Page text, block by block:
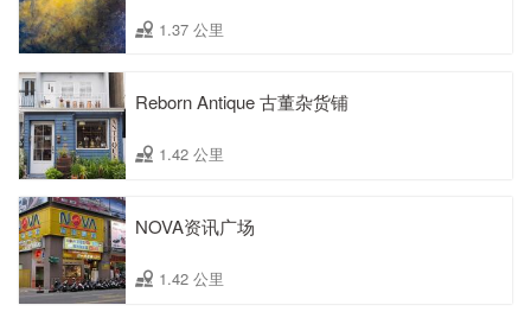
1.37 公里
Reborn Antique 古董杂货铺
1.42 公里
NOVA资讯广场
1.42 公里